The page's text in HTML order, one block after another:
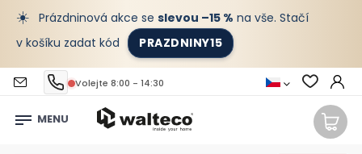
☀️ Prázdninová akce se slevou –15 % na vše. Stačí
v košíku zadat kód
PRAZDNINY15
Volejte 8:00 - 14:30